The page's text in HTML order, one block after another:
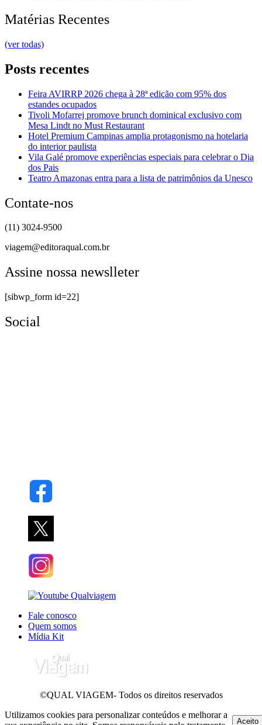
Matérias Recentes
(ver todas)
Posts recentes
Feira AVIRRP 2026 chega à 28ª edição com 95% dos
estandes ocupados
Tivoli Mofarrej promove brunch dominical exclusivo com
Mesa Lindt no Must Restaurant
Hotel Premium Campinas amplia protagonismo na hotelaria
do interior paulista
Vila Galé promove experiências especiais para celebrar o Dia
dos Pais
Teatro Amazonas entra para a lista de patrimônios da Unesco
Contate-nos
(11) 3024-9500
viagem@editoraqual.com.br
Assine nossa newslleter
[sibwp_form id=22]
Social
Fale conosco
Quem somos
Mídia Kit
©QUAL VIAGEM- Todos os direitos reservados
Utilizamos cookies para personalizar conteúdos e melhorar a
Aceito